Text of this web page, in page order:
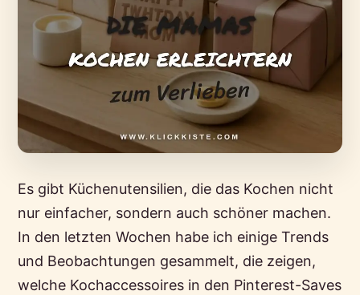
Es gibt Küchenutensilien, die das Kochen nicht
nur einfacher, sondern auch schöner machen.
In den letzten Wochen habe ich einige Trends
und Beobachtungen gesammelt, die zeigen,
welche Kochaccessoires in den Pinterest-Saves